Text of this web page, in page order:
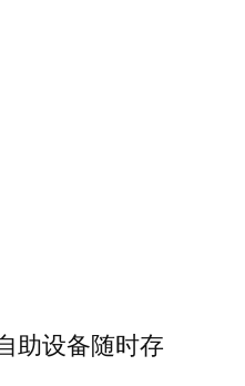
助设备随时存